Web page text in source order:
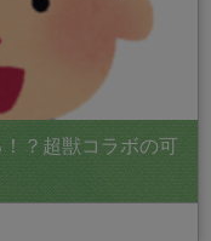
？超獣コラボの可